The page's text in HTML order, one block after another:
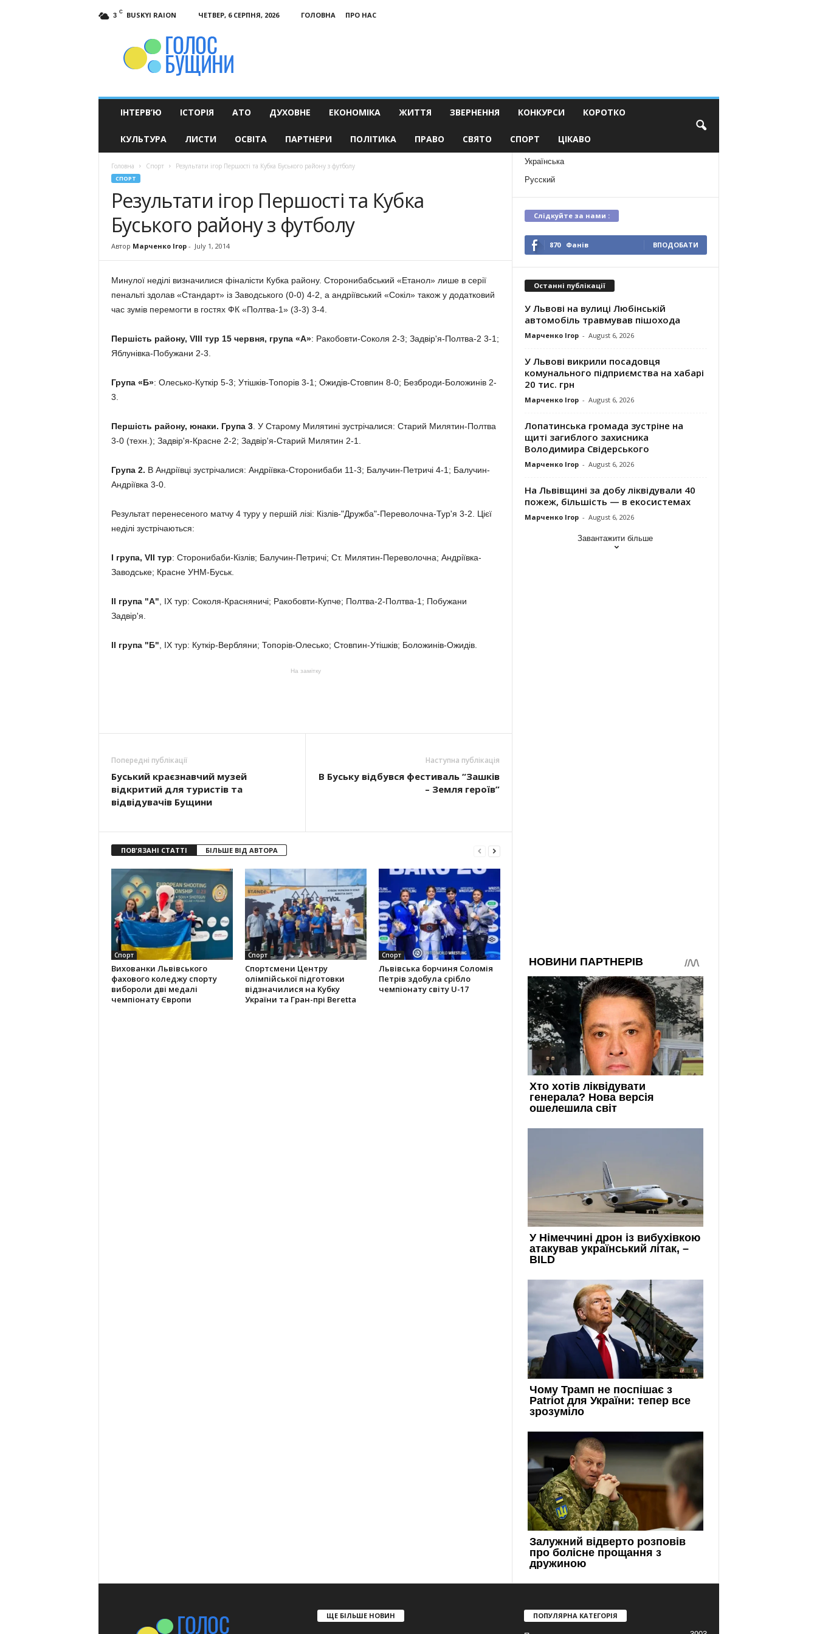
3 C BUSKYI RAION ЧЕТВЕР, 6 СЕРПНЯ, 2026 ГОЛОВНА
ПРО НАС
ІНТЕРВ’Ю ІСТОРІЯ АТО ДУХОВНЕ ЕКОНОМІКА ЖИТТЯ ЗВЕРНЕННЯ КОНКУРСИ КОРОТКО
КУЛЬТУРА ЛИСТИ ОСВІТА ПАРТНЕРИ ПОЛІТИКА ПРАВО СВЯТО СПОРТ ЦІКАВО
Головна Спорт Результати ігор Першості та Кубка Буського району з футболу
СПОРТ
Результати ігор Першості та Кубка
Буського району з футболу
Автор Марченко Ігор- July 1, 2014
Минулої неділі визначилися фіналісти Кубка району. Сторонибабський «Етанол» лише в серії
пенальті здолав «Стандарт» із Заводського (0-0) 4-2, а андріївський «Сокіл» також у додатковий
час зумів перемогти в гостях ФК «Полтва-1» (3-3) 3-4.
Першість району, VIII тур 15 червня, група «А»: Ракобовти-Соколя 2-3; Задвір'я-Полтва-2 3-1;
Яблунівка-Побужани 2-3.
Група «Б»: Олесько-Куткір 5-3; Утішків-Топорів 3-1; Ожидів-Стовпин 8-0; Безброди-Боложинів 2-
3.
Першість району, юнаки. Група 3. У Старому Милятині зустрічалися: Старий Милятин-Полтва
3-0 (техн.); Задвір'я-Красне 2-2; Задвір'я-Старий Милятин 2-1.
Група 2. В Андріївці зустрічалися: Андріївка-Сторонибаби 11-3; Балучин-Петричі 4-1; Балучин-
Андріївка 3-0.
Результат перенесеного матчу 4 туру у першій лізі: Кізлів-"Дружба"-Переволочна-Тур'я 3-2. Цієї
неділі зустрічаються:
I група, VII тур: Сторонибаби-Кізлів; Балучин-Петричі; Ст. Милятин-Переволочна; Андріївка-
Заводське; Красне УНМ-Буськ.
II група "А" , IX тур: Соколя-Красняничі; Ракобовти-Купче; Полтва-2-Полтва-1; Побужани
Задвір'я.
II група "Б" , IX тур: Куткір-Вербляни; Топорів-Олесько; Стовпин-Утішків; Боложинів-Ожидів.
На замітку
Попередні публікації
Буський краєзнавчий музей
відкритий для туристів та
відвідувачів Бущини
Наступна публікація
В Буську відбувся фестиваль “Зашків
– Земля героїв”
ПОВ'ЯЗАНІ СТАТТІ БІЛЬШЕ ВІД АВТОРА
Спорт
Вихованки Львівського
фахового коледжу спорту
вибороли дві медалі
чемпіонату Європи
Спорт
Спортсмени Центру
олімпійської підготовки
відзначилися на Кубку
України та Гран-прі Beretta
Спорт
Львівська борчиня Соломія
Петрів здобула срібло
чемпіонату світу U-17
Українська
Русский
Слідкуйте за нами :
870 Фанів ВПОДОБАТИ
Останні публікації
У Львові на вулиці Любінській
автомобіль травмував пішохода
Марченко Ігор - August 6, 2026
У Львові викрили посадовця
комунального підприємства на хабарі
20 тис. грн
Марченко Ігор - August 6, 2026
Лопатинська громада зустріне на
щиті загиблого захисника
Володимира Свідерського
Марченко Ігор - August 6, 2026
На Львівщині за добу ліквідували 40
пожеж, більшість — в екосистемах
Марченко Ігор - August 6, 2026
Завантажити більше
ЩЕ БІЛЬШЕ НОВИН ПОПУЛЯРНА КАТЕГОРІЯ